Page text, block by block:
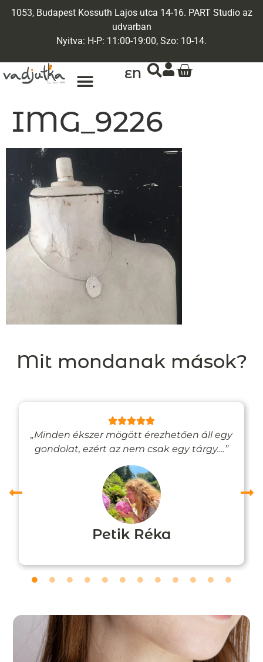
1053, Budapest Kossuth Lajos utca 14-16. PART Studio az
udvarban
Nyitva: H-P: 11:00-19:00, Szo: 10-14.
EN
IMG_9226
Mit mondanak mások?
„Minden ékszer mögött érezhetően áll egy
gondolat, ezért az nem csak egy tárgy….”
Petik Réka